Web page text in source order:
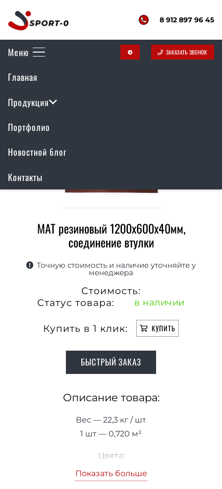
8 912 897 96 45
Меню
Главная
Продукция
Портфолио
Новостной блог
Контакты
telegram ЗАКАЗАТЬ ЗВОНОК
Резиновое покрытие
МАТ резиновый 1200х600х40мм,
соединение втулки
Точную стоимость и наличие уточняйте у
менеджера
Стоимость:
Статус товара:
в наличии
Купить в 1 клик: КУПИТЬ
БЫСТРЫЙ ЗАКАЗ
Описание товара:
Вес — 22,3 кг / шт
1 шт — 0,720 м²
Цвета:
— Черный:
— Терракотовый:
Показать больше